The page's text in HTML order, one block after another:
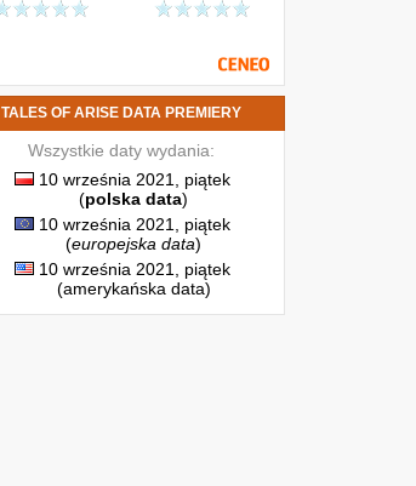
TALES OF ARISE DATA PREMIERY
Wszystkie daty wydania:
10 września 2021, piątek
(polska data)
10 września 2021, piątek
(europejska data)
10 września 2021, piątek
(amerykańska data)